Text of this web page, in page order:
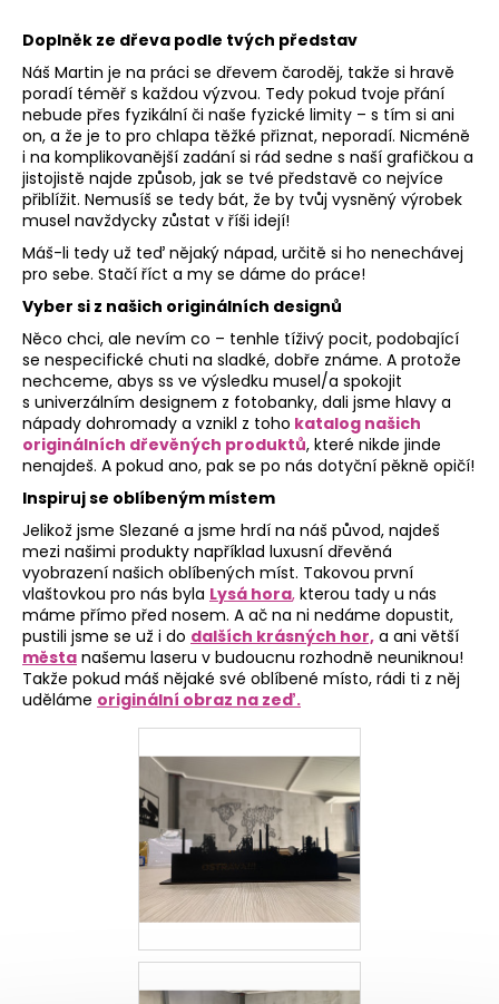
Doplněk ze dřeva podle tvých představ
Náš Martin je na práci se dřevem čaroděj, takže si hravě
poradí téměř s každou výzvou. Tedy pokud tvoje přání
nebude přes fyzikální či naše fyzické limity – s tím si ani
on, a že je to pro chlapa těžké přiznat, neporadí. Nicméně
i na komplikovanější zadání si rád sedne s naší grafičkou a
jistojistě najde způsob, jak se tvé představě co nejvíce
přiblížit. Nemusíš se tedy bát, že by tvůj vysněný výrobek
musel navždycky zůstat v říši idejí!
Máš-li tedy už teď nějaký nápad, určitě si ho nenechávej
pro sebe. Stačí říct a my se dáme do práce!
Vyber si z našich originálních designů
Něco chci, ale nevím co – tenhle tíživý pocit, podobající
se nespecifické chuti na sladké, dobře známe. A protože
nechceme, abys ss ve výsledku musel/a spokojit
s univerzálním designem z fotobanky, dali jsme hlavy a
nápady dohromady a vznikl z toho katalog našich
originálních dřevěných produktů, které nikde jinde
nenajdeš. A pokud ano, pak se po nás dotyční pěkně opičí!
Inspiruj se oblíbeným místem
Jelikož jsme Slezané a jsme hrdí na náš původ, najdeš
mezi našimi produkty například luxusní dřevěná
vyobrazení našich oblíbených míst. Takovou první
vlaštovkou pro nás byla Lysá hora, kterou tady u nás
máme přímo před nosem. A ač na ni nedáme dopustit,
pustili jsme se už i do dalších krásných hor, a ani větší
města našemu laseru v budoucnu rozhodně neuniknou!
Takže pokud máš nějaké své oblíbené místo, rádi ti z něj
uděláme originální obraz na zeď.